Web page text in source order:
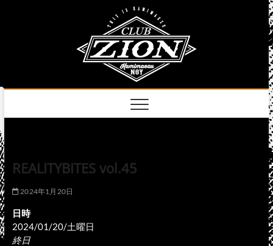
REALITYBITES vol.45
2024年1月20日
日時
2024/01/20/土曜日
終日